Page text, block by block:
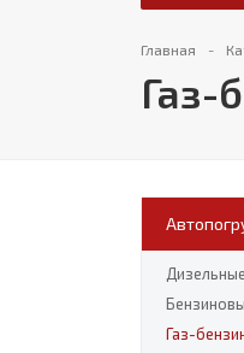
Главная
Газ-
Газ-